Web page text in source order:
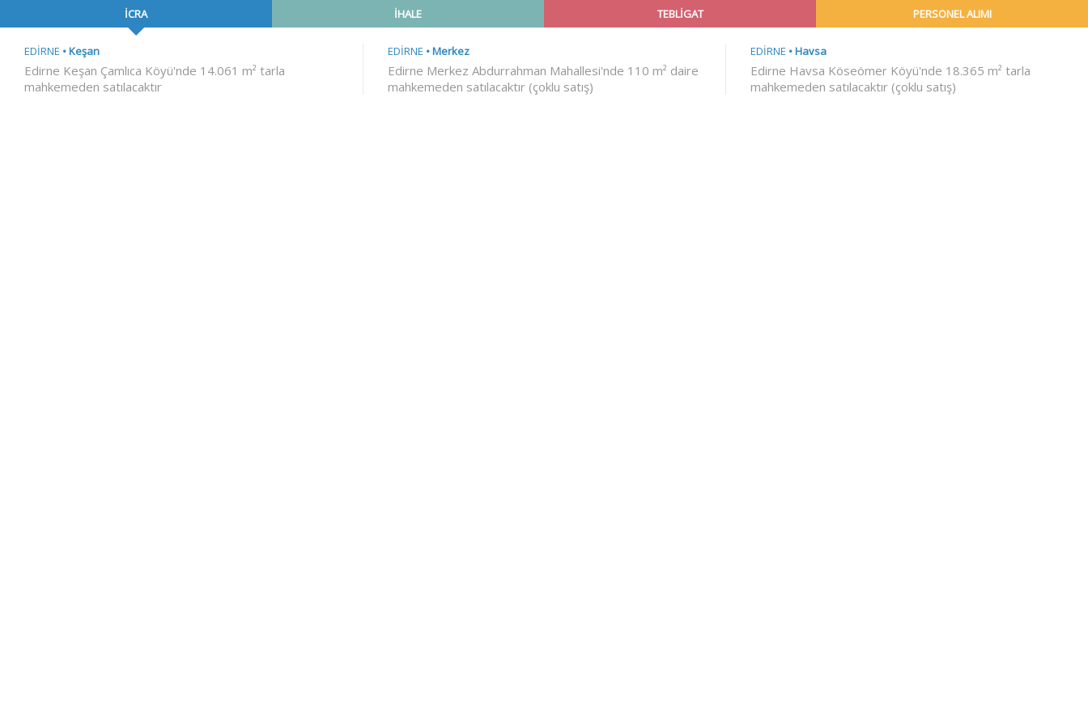
İCRA İHALE TEBLİGAT PERSONEL ALIMI
EDİRNE Keşan
Edirne Keşan Çamlıca Köyü'nde 14.061 m² tarla
mahkemeden satılacaktır
EDİRNE Merkez
Edirne Merkez Abdurrahman Mahallesi'nde 110 m² daire
mahkemeden satılacaktır (çoklu satış)
EDİRNE Havsa
Edirne Havsa Köseömer Köyü'nde 18.365 m² tarla
mahkemeden satılacaktır (çoklu satış)